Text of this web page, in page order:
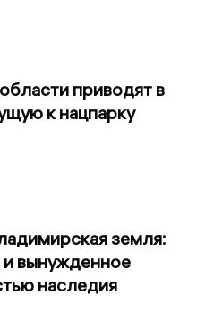
приводят в
к нацпарку
земля:
вынужденное
наследия